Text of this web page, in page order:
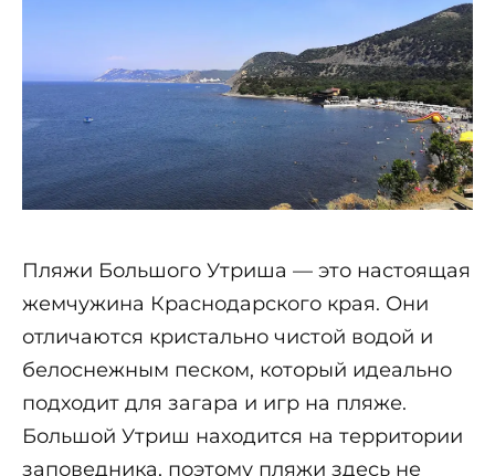
Пляжи Большого Утриша — это настоящая
жемчужина Краснодарского края. Они
отличаются кристально чистой водой и
белоснежным песком, который идеально
подходит для загара и игр на пляже.
Большой Утриш находится на территории
заповедника, поэтому пляжи здесь не